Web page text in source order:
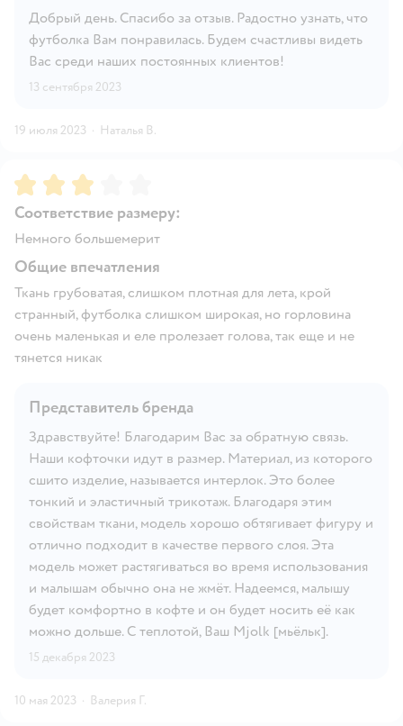
Добрый день. Спасибо за отзыв. Радостно узнать, что
футболка Вам понравилась. Будем счастливы видеть
Вас среди наших постоянных клиентов!
13 сентября 2023
19 июля 2023 · Наталья В.
Рейтинг:3
Соответствие размеру:
Немного большемерит
Общие впечатления
Ткань грубоватая, слишком плотная для лета, крой
странный, футболка слишком широкая, но горловина
очень маленькая и еле пролезает голова, так еще и не
тянется никак
Представитель бренда
Здравствуйте! Благодарим Вас за обратную связь.
Наши кофточки идут в размер. Материал, из которого
сшито изделие, называется интерлок. Это более
тонкий и эластичный трикотаж. Благодаря этим
свойствам ткани, модель хорошо обтягивает фигуру и
отлично подходит в качестве первого слоя. Эта
модель может растягиваться во время использования
и малышам обычно она не жмёт. Надеемся, малышу
будет комфортно в кофте и он будет носить её как
можно дольше. С теплотой, Ваш Mjolk [мьёльк].
15 декабря 2023
10 мая 2023 · Валерия Г.